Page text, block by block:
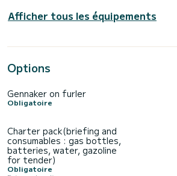
Afficher tous les équipements
Options
Gennaker on furler
Obligatoire
Charter pack(briefing and
consumables : gas bottles,
batteries, water, gazoline
for tender)
Obligatoire